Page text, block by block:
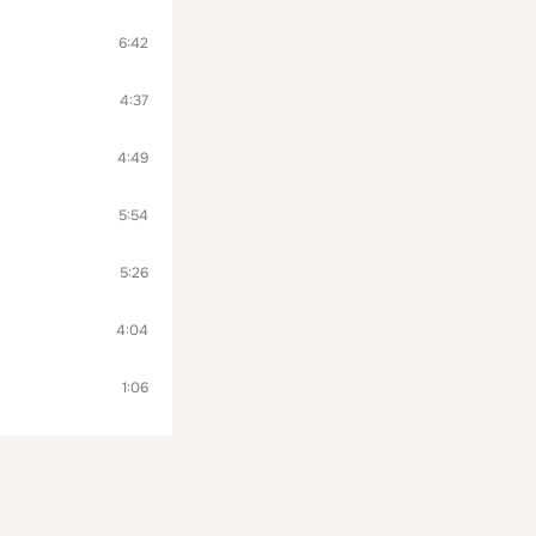
6:42
4:37
4:49
5:54
5:26
4:04
1:06